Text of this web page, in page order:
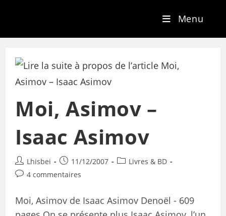
Menu
Moi, Asimov –
Isaac Asimov
Lhisbei 11/12/2007
Livres & BD
4 commentaires
Moi, Asimov de Isaac Asimov Denoël - 609